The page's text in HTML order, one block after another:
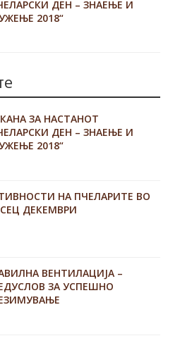
ДЕН – ЗНАЕЊЕ И
2018“
ЗА НАСТАНОТ
ДЕН – ЗНАЕЊЕ И
2018“
НА ПЧЕЛАРИТЕ ВО
ДЕКЕМВРИ
ВЕНТИЛАЦИЈА –
ЗА УСПЕШНО